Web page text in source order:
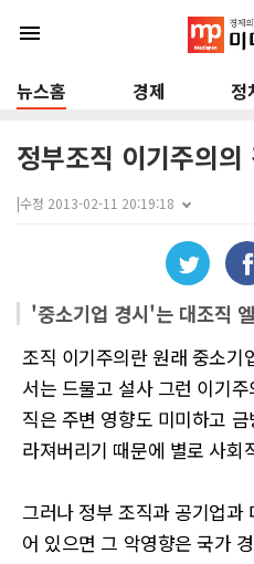
menu
뉴스홈 경제 정
정부조직 이기주의의
|수정 2013-02-11 20:19:18
'중소기업 경시'는 대조직
조직 이기주의란 원래 중소기
서는 드물고 설사 그런 이기
직은 주변 영향도 미미하고
라져버리기 때문에 별로 사회
그러나 정부 조직과 공기업과
어 있으면 그 악영향은 국가